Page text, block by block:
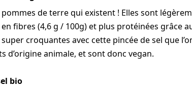
pommes de terre qui existent ! Elles sont
fibres (4,6 g / 100g) et plus protéinées grâce
croquantes avec cette pincée de sel que
d’origine animale, et sont donc vegan.
bio